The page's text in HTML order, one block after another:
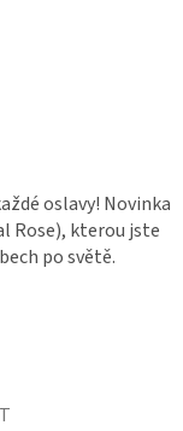
oslavy! Novinka
Rose), kterou jste
po světě.